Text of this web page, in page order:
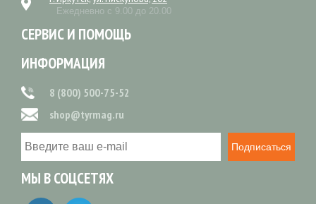
Ежедневно с 9.00 до 20.00
СЕРВИС И ПОМОЩЬ
ИНФОРМАЦИЯ
8 (800) 500-75-52
shop@tyrmag.ru
Подписаться
МЫ В СОЦСЕТЯХ